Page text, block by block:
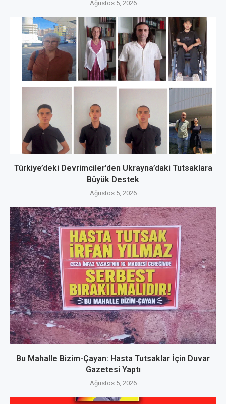
Ağustos 5, 2026
Türkiye’deki Devrimciler’den Ukrayna’daki Tutsaklara
Büyük Destek
Ağustos 5, 2026
Bu Mahalle Bizim-Çayan: Hasta Tutsaklar İçin Duvar
Gazetesi Yaptı
Ağustos 5, 2026